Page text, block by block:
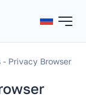
- Privacy Browser